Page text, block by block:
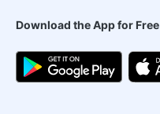
Download the App for Free